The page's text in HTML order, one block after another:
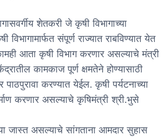
शेतकरी जे कृषी विभागाच्या
संपूर्ण राज्यात राबविण्यात येत
आता कृषी विभाग करणार असल्याचे मंत्री
कामकाज पूर्ण क्षमतेने होण्यासाठी
करण्यात येईल. कृषी पर्यटनाच्या
करणार असल्याचे कृषिमंत्री श्री.भुसे
असल्याचे सांगताना आमदार सुहास